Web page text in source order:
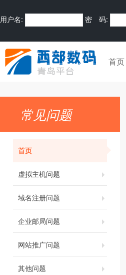
用户名: 密 码:
首页
常见问题
首页
虚拟主机问题
域名注册问题
企业邮局问题
网站推广问题
其他问题